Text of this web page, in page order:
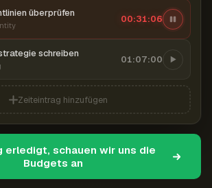
überprüfen 00:31:07
schreiben 01:07:00
Zeiteintrag hinzufügen
erledigt, schauen wir uns die
Budgets an